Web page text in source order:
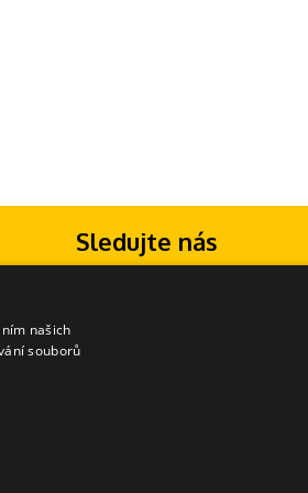
Sledujte nás
našich
souborů